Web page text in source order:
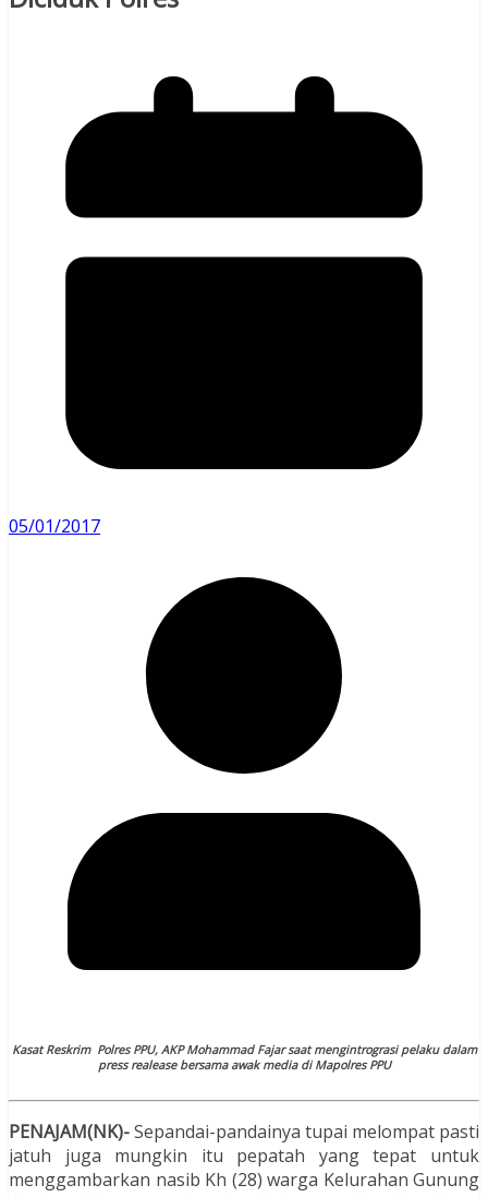
05/01/2017
Kasat Reskrim Polres PPU, AKP Mohammad Fajar saat mengintrograsi pelaku dalam
press realease bersama awak media di Mapolres PPU
PENAJAM(NK)-Sepandai-pandainya tupai melompat pasti
jatuh juga mungkin itu pepatah yang tepat untuk
menggambarkan nasib Kh (28) warga Kelurahan Gunung